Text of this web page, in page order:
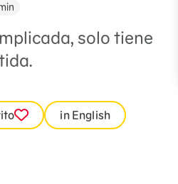
solo tiene
in English